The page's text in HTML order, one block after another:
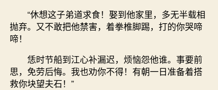
“休想这子弟道求食！娶到他家里，多无半载相
抛弃。又不敢把他禁害，着拳椎脚踢，打的你哭啼
啼！
恁时节船到江心补漏迟，烦恼怨他谁。事要前
思，免劳后悔。我也劝你不得！有朝一日准备着搭
救你块望夫石！”